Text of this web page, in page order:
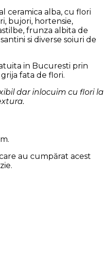
ceramica alba, cu flori
bujori, hortensie,
frunza albita de
si diverse soiuri de
in Bucuresti prin
fata de flori.
dar inlocuim cu flori la
au cumpărat acest